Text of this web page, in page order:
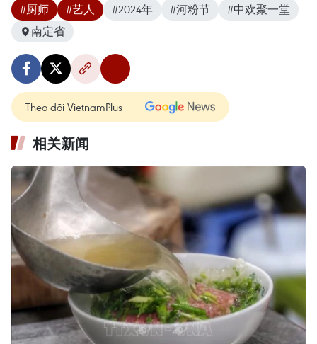
#厨师 #艺人 #2024年 #河粉节
#中欢聚一堂
南定省
Theo dõi VietnamPlus
相关新闻